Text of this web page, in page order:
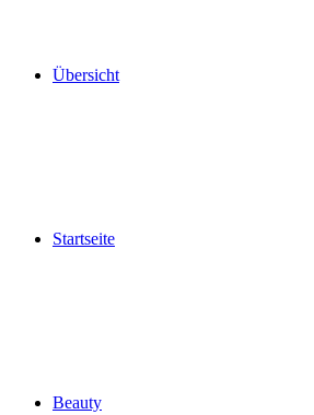
Übersicht
Startseite
Beauty